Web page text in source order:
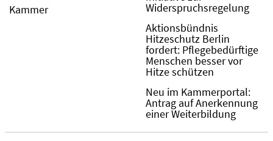
Kammer
Widerspruchsregelung
Aktionsbündnis
Hitzeschutz Berlin
fordert: Pflegebedürftige
Menschen besser vor
Hitze schützen
Neu im Kammerportal:
Antrag auf Anerkennung
einer Weiterbildung